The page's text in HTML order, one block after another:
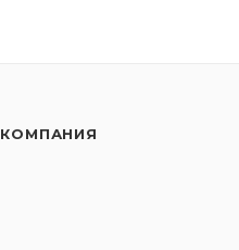
КОМПАНИЯ